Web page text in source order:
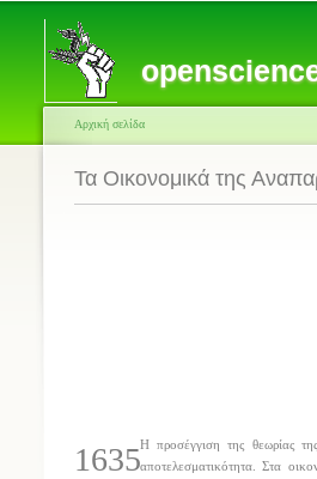
Αρχική σελίδα
Τα Οικονομικά της
1635Η προσέγγιση της θεωρίας
αποτελεσματικότητα. Στα